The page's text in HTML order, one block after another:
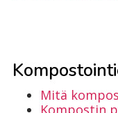
Mitä
Kompostin